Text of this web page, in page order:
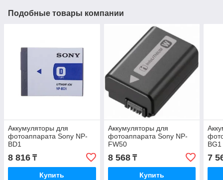
Подобные товары компании
Аккумуляторы для
фотоаппарата Sony NP-
BD1
8 816 ₸
Купить
Аккумуляторы для
фотоаппарата Sony NP-
FW50
8 568₸
Купить
BG1
7